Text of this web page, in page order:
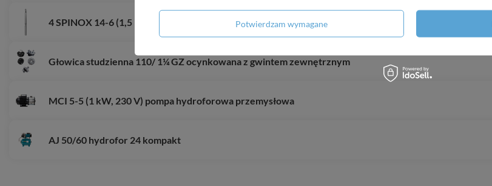
4 SPINOX 14-6 (1,5 kW, 400 V) pompa głębinowa z silnikiem IPRO
Głowica studzienna 110/ 1¼ GZ ocynkowana z gwintem zewnętrznym
MCI 5-5 (1 kW, 230 V) pompa hydroforowa przemysłowa
AJ 50/60 hydrofor 24 kompakt
Potwierdzam wymagane